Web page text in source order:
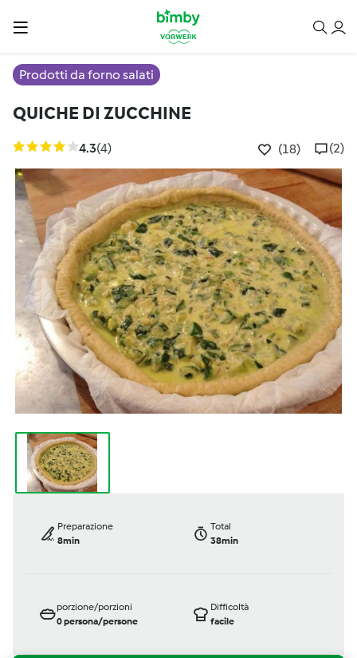
Prodotti da forno salati
QUICHE DI ZUCCHINE
4.3(4) (18) (2)
Preparazione
8min
Total
38min
porzione/porzioni
0persona/persone
Difficoltà
facile